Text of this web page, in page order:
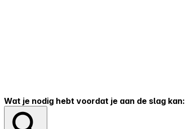
Wat je nodig hebt voordat je aan de slag kan: